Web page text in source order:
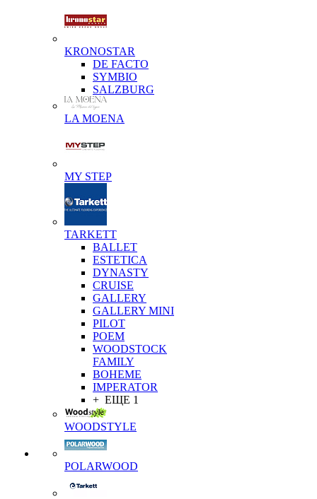
KRONOSTAR
DE FACTO
SYMBIO
SALZBURG
LA MOENA
MY STEP
TARKETT
BALLET
ESTETICA
DYNASTY
CRUISE
GALLERY
GALLERY MINI
PILOT
POEM
WOODSTOCK
FAMILY
BOHEME
IMPERATOR
+ ЕЩЕ 1
WOODSTYLE
POLARWOOD